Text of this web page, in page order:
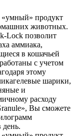
«умный» продукт
животных.
Lock позволит
аммиака,
в кошачьей
с учетом
этому
шарики,
и
расходу
Вы сможете
день.